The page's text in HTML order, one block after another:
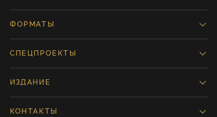
ФОРМАТЫ
СПЕЦПРОЕКТЫ
ИЗДАНИЕ
КОНТАКТЫ